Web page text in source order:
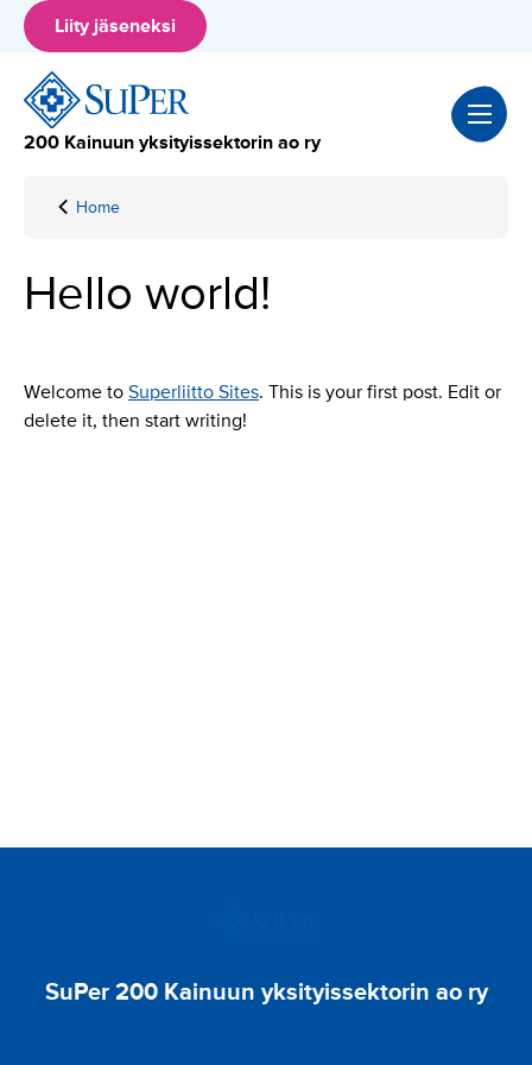
Hyppää
sisältöön
Liity jäseneksi
200 Kainuun yksityissektorin ao ry
Home
Hello
Hello world!
Welcome to Superliitto Sites. This is your first post. Edit or
delete it, then start writing!
SuPer 200 Kainuun yksityissektorin ao ry